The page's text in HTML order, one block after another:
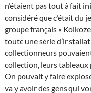
n’étaient pas tout à fait
considéré que c’était du
groupe français «
toute une série
collectionneurs
collection, leurs tableaux
On pouvait y faire
va y avoir des gens qui